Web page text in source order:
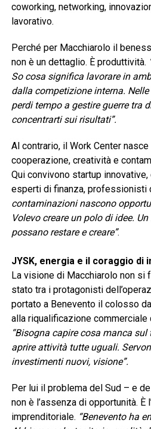
coworking, networking,
lavorativo.
Perché per Macchiarolo il
non è un dettaglio. È produttività.
So cosa significa lavorare in
dalla competizione interna.
perdi tempo a gestire guerre tra
concentrarti sui risultati”.
Al contrario, il Work Center
cooperazione, creatività e
Qui convivono startup
esperti di finanza, professionisti
contaminazioni nascono
Volevo creare un polo di idee.
possano restare e creare”.
JYSK, energia e il coraggio di
La visione di Macchiarolo non si
stato tra i protagonisti
portato a Benevento il colosso
alla riqualificazione commerciale
“Bisogna capire cosa manca sul
aprire attività tutte uguali.
investimenti nuovi, visione”.
Per lui il problema del Sud – e
non è l’assenza di opportunità. È
imprenditoriale. “Benevento ha